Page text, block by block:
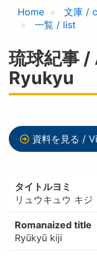
Home 文庫 /
一覧 / list
琉球紀事
Ryukyu
資料を見る /
タイトルヨミ
リュウキュウ キジ
Romanaized title
Ryūkyū kiji